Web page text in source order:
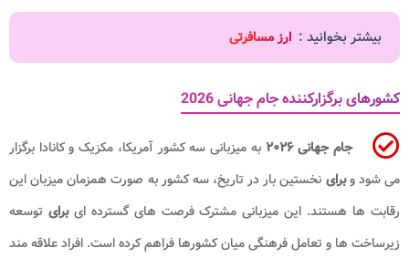
بیشتر بخوانید : ارز مسافرتی
کشورهای برگزارکننده جام جهانی 2026
جام جهانی ۲۰۲۶
به میزبانی سه کشور آمریکا، مکزیک و کانادا برگزار
می شود وبرای نخستین بار در تاریخ، سه کشور به صورت همزمان میزبان این
رقابت ها هستند. این میزبانی مشترک فرصت های گسترده ایبرای توسعه
زیرساخت ها و تعامل فرهنگی میان کشورها فراهم کرده است. افراد علاقه مند